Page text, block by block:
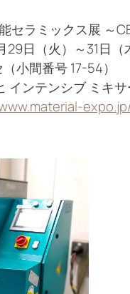
セラミックス展 ～
日（火）～31日（
小間番号 17-54）
インテンシブ ミキサ